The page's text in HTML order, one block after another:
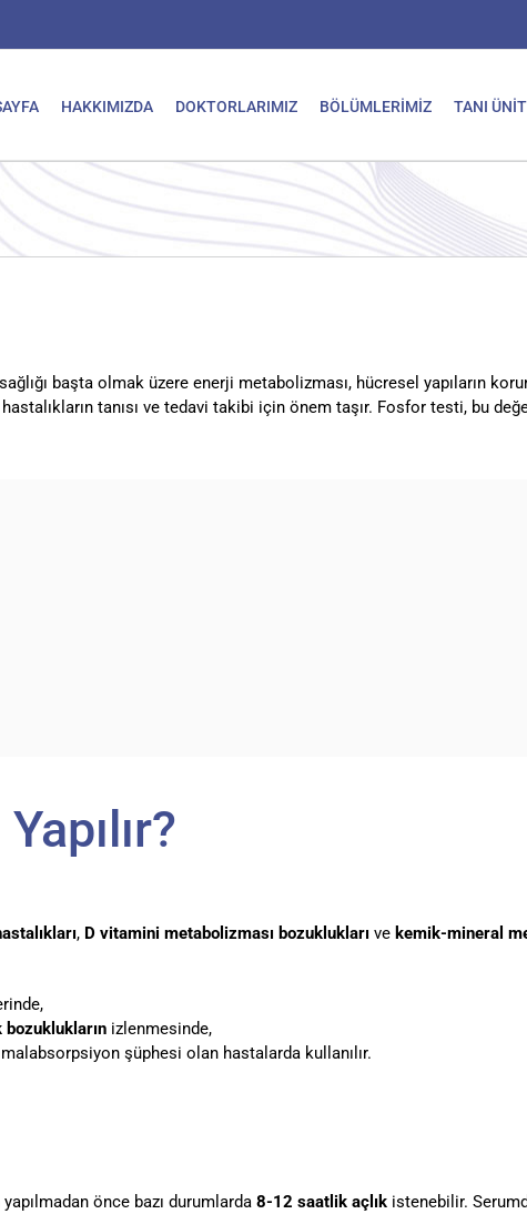
HAKKIMIZDA DOKTORLARIMIZ BÖLÜMLERİMİZ TANI
başta olmak üzere enerji metabolizması, hücresel yapıların
tanısı ve tedavi takibi için önem taşır. Fosfor testi, bu
, D vitamini metabolizması bozukluklarıve kemik-mineral
bozukluklarınizlenmesinde,
şüphesi olan hastalarda kullanılır.
yapılmadan önce bazı durumlarda 8-12 saatlik açlıkistenebilir.